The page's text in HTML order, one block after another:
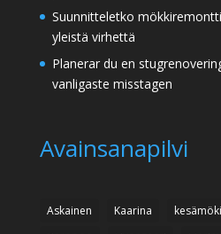
Suunnitteletko
yleistä virhettä
Planerar du en
vanligaste misstagen
Avainsanapilvi
Askainen Kaarina